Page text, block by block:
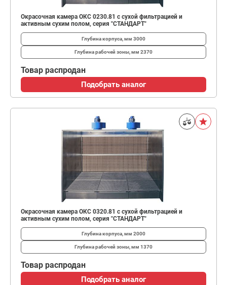
Окрасочная камера ОКС 0230.81 с сухой фильтрацией и
активным сухим полом, серия "СТАНДАРТ"
Глубина корпуса, мм 3000
Глубина рабочей зоны, мм 2370
Товар распродан
Подобрать аналог
Окрасочная камера ОКС 0320.81 с сухой фильтрацией и
активным сухим полом, серия "СТАНДАРТ"
Глубина корпуса, мм 2000
Глубина рабочей зоны, мм 1370
Товар распродан
Подобрать аналог